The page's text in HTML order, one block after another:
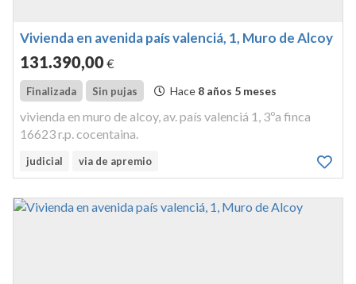
Vivienda en avenida país valenciá, 1, Muro de Alcoy
131.390,00€
Finalizada Sin pujas Hace 8 años 5 meses
vivienda en muro de alcoy, av. país valenciá 1, 3ºa finca
16623 r.p. cocentaina.
judicial via de apremio